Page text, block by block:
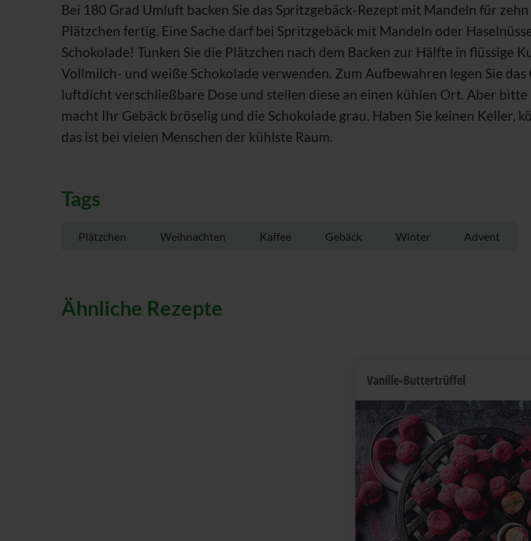
Bei 180 Grad Umluft backen Sie das Spritzgebäck-Rezept mit Mandeln für
Plätzchen fertig. Eine Sache darf bei Spritzgebäck mit Mandeln oder
Schokolade! Tunken Sie die Plätzchen nach dem Backen zur Hälfte in flüssige
Vollmilch- und weiße Schokolade verwenden. Zum Aufbewahren legen Sie
luftdicht verschließbare Dose und stellen diese an einen kühlen Ort. Aber
macht Ihr Gebäck bröselig und die Schokolade grau. Haben Sie keinen Keller,
das ist bei vielen Menschen der kühlste Raum.
Tags
Plätzchen Weihnachten Kaffee Gebäck Winter Advent
Ähnliche Rezepte
Vanille-Buttertrüffel